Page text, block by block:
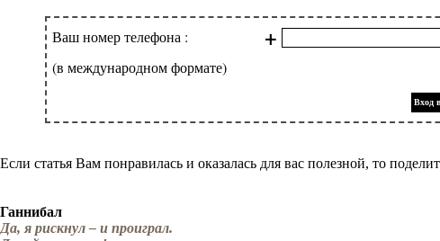
Ваш номер телефона : +
(в международном формате)
Вход
Если статья Вам понравилась и оказалась для вас полезной, то
Ганнибал
Да, я рискнул – и проиграл.